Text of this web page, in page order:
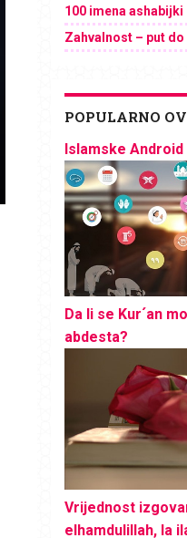
100 imena ashabijki
Zahvalnost – put
POPULARNO
Islamske
Da li se Kur´an
abdesta?
Vrijednost
elhamdulillah, la